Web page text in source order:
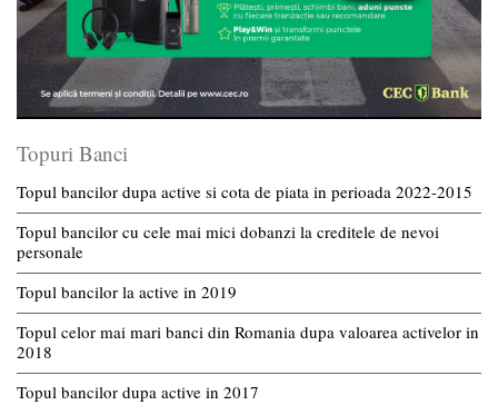
Topuri Banci
Topul bancilor dupa active si cota de piata in perioada 2022-2015
Topul bancilor cu cele mai mici dobanzi la creditele de nevoi
personale
Topul bancilor la active in 2019
Topul celor mai mari banci din Romania dupa valoarea activelor in
2018
Topul bancilor dupa active in 2017